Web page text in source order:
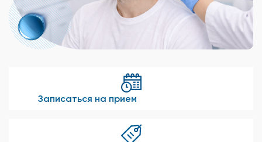
Записаться на прием